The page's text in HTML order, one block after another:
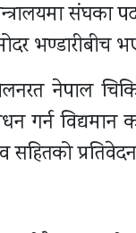
संघका
नेपाल
गर्न
सहितको